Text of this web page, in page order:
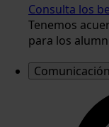
Consulta los
Tenemos
para los